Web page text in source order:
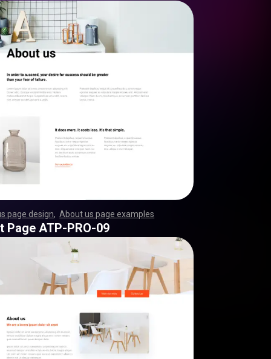
page design ,About us page examples
,,,,,,,,,,,,,,,, ,,,,,,,,,,,,,,,,,,,,,,,,,,,
,,,,,,,,,,,,,,,, ,,,,,,,,,,,,,,,,,,,,,,,,,,,
,,,,,,,,,,,,,,,, ,,,,,,,,,,,,,,,,,,,,,,,,,,,
,,,,,,,,,,,,,,,, ,,,,,,,,,,,,,,,,,,,,,,,,,,,
,,,,,,,,,,,,,,,, ,,,,,,,,,,,,,,,,,,,,,,,,,,,
,,,,,,,,,,,,,,,, ,,,,,,,,,,,,,,,,,,,,,,,,,,,
,,,,,,,,,,,,,,,, ,,,,,,,,,,,,,,,,,,,,,,,,,,,
,,,,,,,,,,,,,,,, ,,,,,,,,,,,,,,,,,,,,,,,,,,,
Page ATP-PRO-09